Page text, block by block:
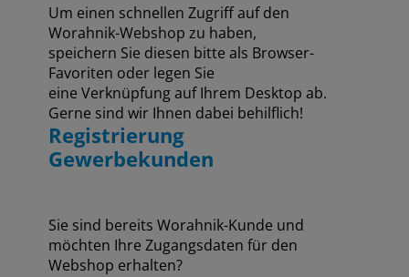
Um einen schnellen Zugriff auf den
Worahnik-Webshop zu haben,
speichern Sie diesen bitte als Browser-
Favoriten oder legen Sie
eine Verknüpfung auf Ihrem Desktop ab.
Gerne sind wir Ihnen dabei behilflich!
Registrierung
Gewerbekunden
Sie sind bereits Worahnik-Kunde und
möchten Ihre Zugangsdaten für den
Webshop erhalten?